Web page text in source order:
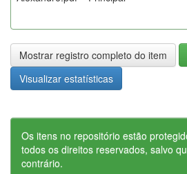
Mostrar registro completo do item
Visualizar estatísticas
Os itens no repositório estão
todos os direitos reservados, salvo
contrário.